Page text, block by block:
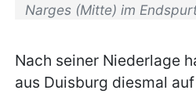
Narges (Mitte) im
Nach seiner Niederlage
aus Duisburg diesmal